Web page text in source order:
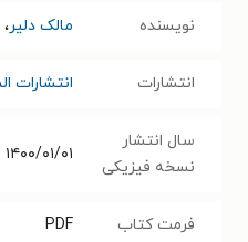
نویسنده مالک دلیر،
انتشارات انتشارات
سال انتشار
نسخه فیزیکی
۱۴۰۰/۰۱/۰۱
فرمت کتاب PDF